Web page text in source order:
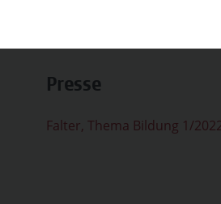
Presse
Falter, Thema Bildung 1/